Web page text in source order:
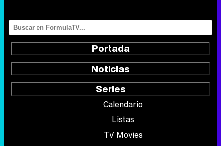
Portada
Noticias
Series
Calendario
Listas
TV Movies